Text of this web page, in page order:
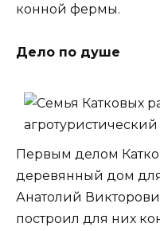
конной фермы.
Дело по душе
Первым делом
деревянный дом
Анатолий
построил для них